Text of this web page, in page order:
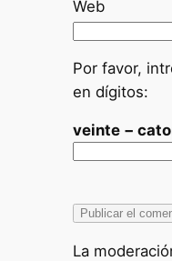
Web
Por favor,
en dígitos:
veinte −
La